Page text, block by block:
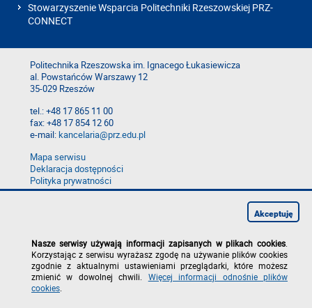
Stowarzyszenie Wsparcia Politechniki Rzeszowskiej PRZ-
CONNECT
Politechnika Rzeszowska im. Ignacego Łukasiewicza
al. Powstańców Warszawy 12
35-029 Rzeszów
tel.: +48 17 865 11 00
fax: +48 17 854 12 60
e-mail:kancelaria@prz.edu.pl
Mapa serwisu
Deklaracja dostępności
Polityka prywatności
Zgłoś błąd na stronie
Nasze serwisy używają informacji zapisanych w plikach cookies
Korzystając z serwisu wyrażasz zgodę na używanie plików cookies
zgodnie z aktualnymi ustawieniami przeglądarki, które możesz
zmienić w dowolnej chwili. Więcej informacji odnośnie plików
cookies
Akceptuję